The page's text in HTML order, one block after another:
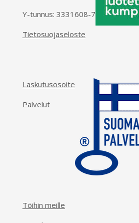
Y-tunnus: 3331608-7
Tietosuojaseloste
Laskutusosoite
Palvelut
Töihin meille